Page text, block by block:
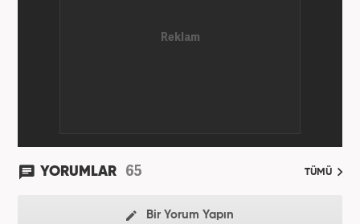
YORUMLAR 65 TÜMÜ
Bir Yorum Yapın